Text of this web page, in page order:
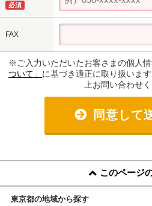
必須
FAX
※ご入力いただいたお客さまの個人情
ついて」 に基づき適正に取り扱いま
上お問い合わせく
同意して
このページ
東京都の地域から探す